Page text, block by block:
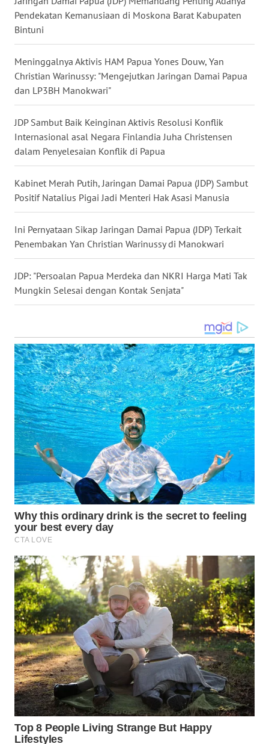
Pendekatan Kemanusiaan di Moskona Barat Kabupaten
Bintuni
Meninggalnya Aktivis HAM Papua Yones Douw, Yan
Christian Warinussy: "Mengejutkan Jaringan Damai Papua
dan LP3BH Manokwari"
JDP Sambut Baik Keinginan Aktivis Resolusi Konflik
Internasional asal Negara Finlandia Juha Christensen
dalam Penyelesaian Konflik di Papua
Kabinet Merah Putih, Jaringan Damai Papua (JDP) Sambut
Positif Natalius Pigai Jadi Menteri Hak Asasi Manusia
Ini Pernyataan Sikap Jaringan Damai Papua (JDP) Terkait
Penembakan Yan Christian Warinussy di Manokwari
JDP: "Persoalan Papua Merdeka dan NKRI Harga Mati Tak
Mungkin Selesai dengan Kontak Senjata"
WN
KALBAR
WN
KALTENG
WN
KALTARA
WN
KALSEL
WN
KALTIM
WN
SULSEL
WN
WN
MALUKU
WN
MALUT
WN
DAIRI
WN
DANAU
TOBA
NIAS
WN
LANGKAT
WN
TAPANULI
SELATAN
WN
TANJUNG
LESUNG